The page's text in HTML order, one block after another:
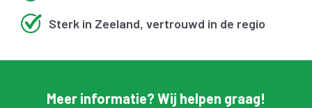
Sterk in Zeeland, vertrouwd in de regio
Meer informatie? Wij helpen graag!